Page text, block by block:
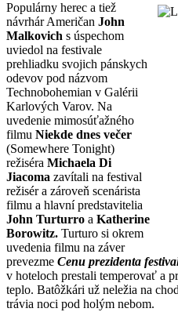
Populárny herec a tiež
návrhár Američan John
Malkovich s úspechom
uviedol na festivale
prehliadku svojich pánskych
odevov pod názvom
Technobohemian v Galérii
Karlových Varov. Na
uvedenie mimosúťažného
filmu Niekde dnes večer
(Somewhere Tonight)
režiséra Michaela Di
Jiacoma zavítali na festival
režisér a zároveň scenárista
filmu a hlavní predstavitelia
John Turturro a Katherine
Borowitz. Turturo si okrem
uvedenia filmu na záver
prevezme Cenu prezidenta
v hoteloch prestali temperovať a
teplo. Batôžkári už neležia na
trávia noci pod holým nebom.